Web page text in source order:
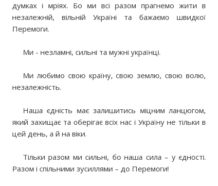
думках і мріях. Бо ми всі разом прагнемо жити в
незалежній, вільній Україні та бажаємо швидкої
Перемоги.
⠀⠀Ми - незламні, сильні та мужні українці.
⠀⠀Ми любимо свою країну, свою землю, свою волю,
незалежність.
⠀⠀Наша єдність має залишитись міцним ланцюгом,
який захищає та оберігає всіх нас і Україну не тільки в
цей день, а й на віки.
⠀⠀Тільки разом ми сильні, бо наша сила – у єдності.
Разом і спільними зусиллями ­– до Перемоги!